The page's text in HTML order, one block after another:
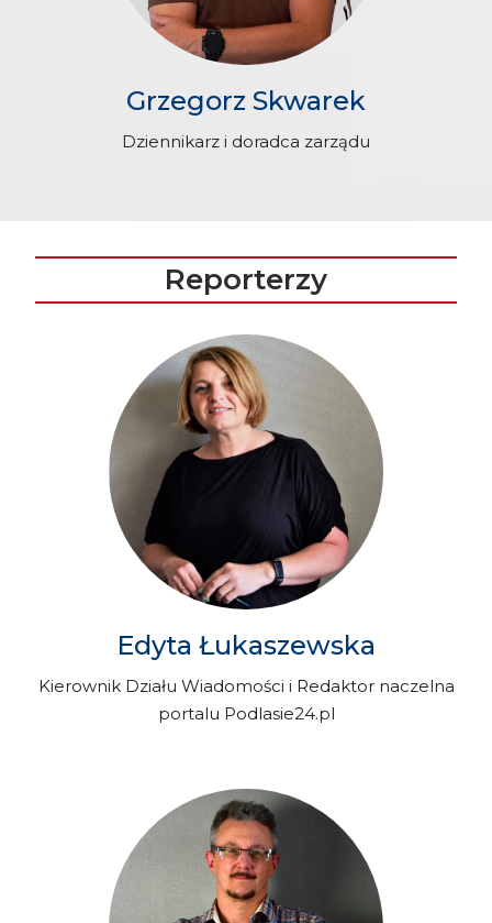
Grzegorz Skwarek
Dziennikarz i doradca zarządu
Reporterzy
Edyta Łukaszewska
Kierownik Działu Wiadomości i Redaktor naczelna
portalu Podlasie24.pl